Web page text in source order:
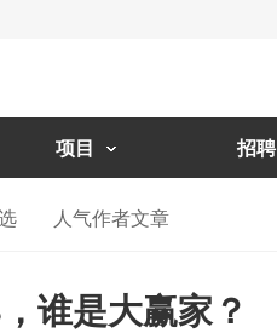
项目 招聘
人气作者文章
谁是大赢家？